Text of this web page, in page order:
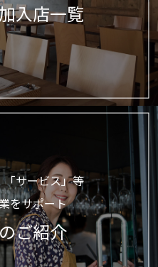
入店一覧
サービス」等
をサポート
ご紹介